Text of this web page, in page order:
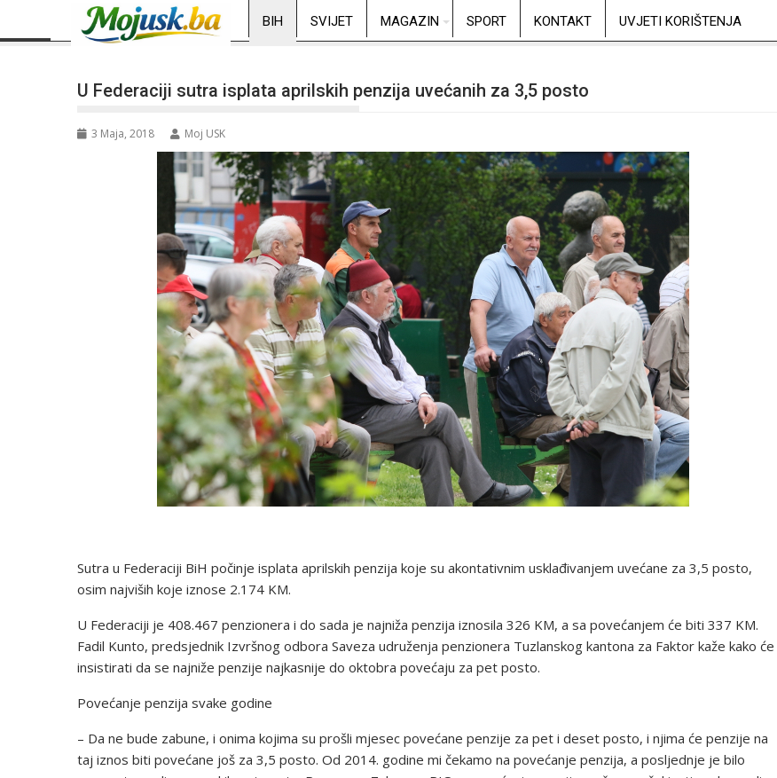
BIH SVIJET MAGAZIN SPORT KONTAKT UVJETI KORIŠTENJA
U Federaciji sutra isplata aprilskih penzija uvećanih za 3,5 posto
3 Maja, 2018 Moj USK
Sutra u Federaciji BiH počinje isplata aprilskih penzija koje su akontativnim usklađivanjem uvećane za 3,5 posto,
osim najviših koje iznose 2.174 KM.
U Federaciji je 408.467 penzionera i do sada je najniža penzija iznosila 326 KM, a sa povećanjem će biti 337 KM.
Fadil Kunto, predsjednik Izvršnog odbora Saveza udruženja penzionera Tuzlanskog kantona za Faktor kaže kako će
insistirati da se najniže penzije najkasnije do oktobra povećaju za pet posto.
Povećanje penzija svake godine
– Da ne bude zabune, i onima kojima su prošli mjesec povećane penzije za pet i deset posto, i njima će penzije na
taj iznos biti povećane još za 3,5 posto. Od 2014. godine mi čekamo na povećanje penzija, a posljednje je bilo